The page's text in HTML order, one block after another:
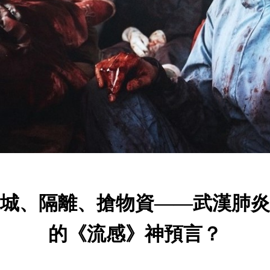
、隔離、搶物資——武漢肺
的《流感》神預言？